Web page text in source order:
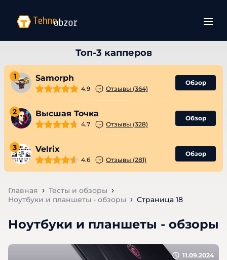
1 Samorph
4.9 Отзывы (364)
Обзор
2 Высшая Точка
4.7 Отзывы (328)
Обзор
3 Velrix
4.6 Отзывы (281)
Обзор
Главная
Тесты и обзоры
Ноутбуки и планшеты - обзоры
Страница 18
Ноутбуки и планшеты - обзоры
11.09.2024